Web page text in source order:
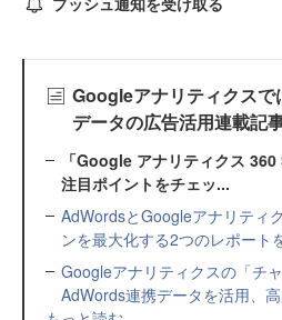
Googleアナリティクスで
データの広告活用連載記
「Google アナリティクス
注目ポイントをチェッ...
AdWordsとGoogleアナリティ
ンを最大化する2つのレポート
Googleアナリティクスの「チ
AdWords連携データを活用、